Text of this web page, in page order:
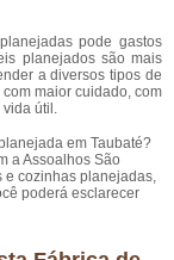
pode gastos
planejados são mais
a diversos tipos de
maior cuidado, com
vida útil.
em Taubaté?
a Assoalhos São
e cozinhas planejadas,
poderá esclarecer